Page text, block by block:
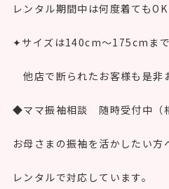
レンタル期間中は何度着てもOK
✦サイズは140cm〜175cmま
他店で断られたお客様も是非
◆ママ振袖相談 随時受付中（
お母さまの振袖を活かしたい
レンタルで対応しています。